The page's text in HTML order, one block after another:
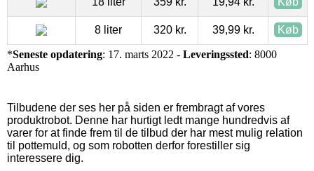
8 liter 320 kr. 39,99 kr. Køb
*Seneste opdatering: 17. marts 2022 - Leveringssted: 8000
Aarhus
Tilbudene der ses her på siden er frembragt af vores
produktrobot. Denne har hurtigt ledt mange hundredvis af
varer for at finde frem til de tilbud der har mest mulig relation
til pottemuld, og som robotten derfor forestiller sig
interessere dig.